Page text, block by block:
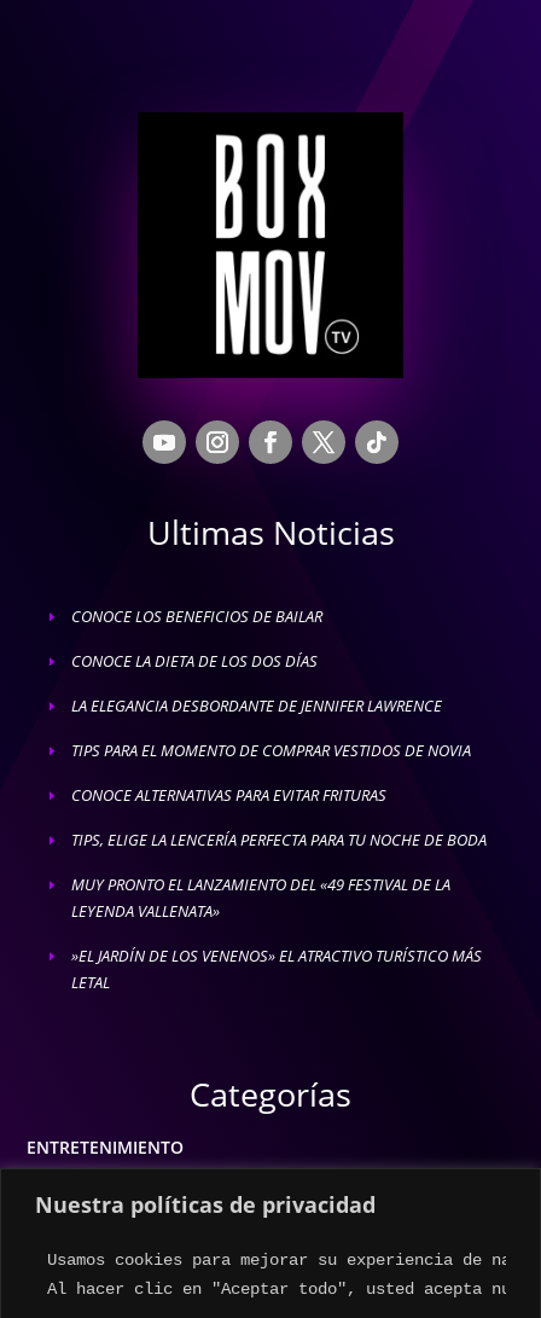
Nuestra políticas de privacidad
Usamos cookies para mejorar su experiencia de
Al hacer clic en "Aceptar todo", usted acepta
Ultimas Noticias
E CONOCE LOS BENEFICIOS DE BAILAR
E CONOCE LA DIETA DE LOS DOS DÍAS
E LA ELEGANCIA DESBORDANTE DE JENNIFER LAWRENCE
E TIPS PARA EL MOMENTO DE COMPRAR VESTIDOS DE NOVIA
E CONOCE ALTERNATIVAS PARA EVITAR FRITURAS
E TIPS, ELIGE LA LENCERÍA PERFECTA PARA TU NOCHE DE BODA
E
MUY PRONTO EL LANZAMIENTO DEL «49 FESTIVAL DE LA
LEYENDA VALLENATA»
E
»EL JARDÍN DE LOS VENENOS» EL ATRACTIVO TURÍSTICO MÁS
LETAL
Categorías
ENTRETENIMIENTO
ESTILO DE VIDA